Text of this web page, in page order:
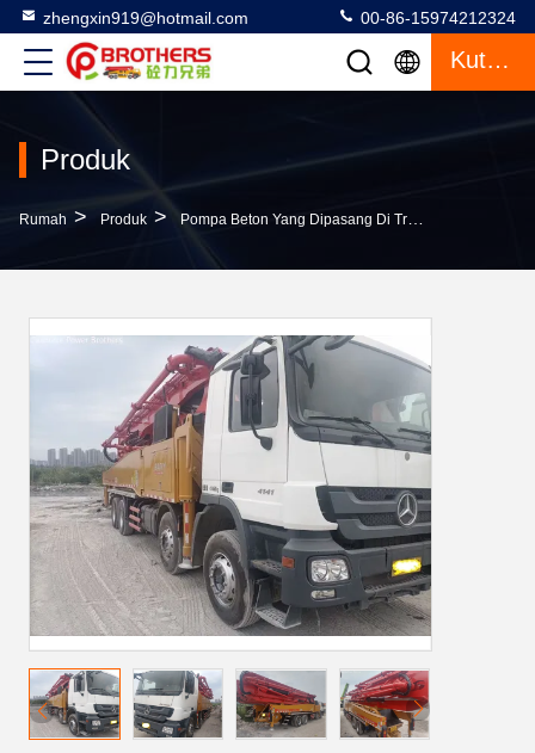
zhengxin919@hotmail.com 00-86-15974212324
Kutipan
Produk
Rumah > Produk > Pompa Beton Yang Dipasang Di Truk